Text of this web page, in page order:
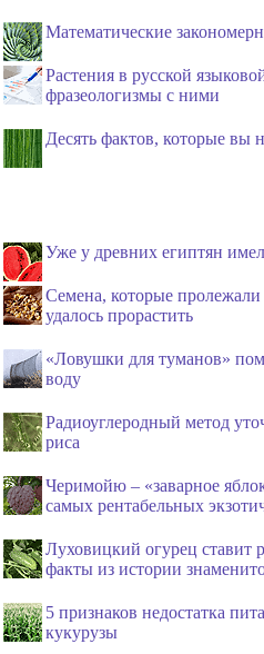
Математические
Растения в русской
фразеологизмы с ними
Десять фактов, которые вы
Уже у древних египтян
Семена, которые пролежали
удалось прорастить
«Ловушки для туманов»
воду
Радиоуглеродный метод
риса
Черимойю – «заварное
самых рентабельных
Луховицкий огурец ставит
факты из истории
5 признаков недостатка
кукурузы